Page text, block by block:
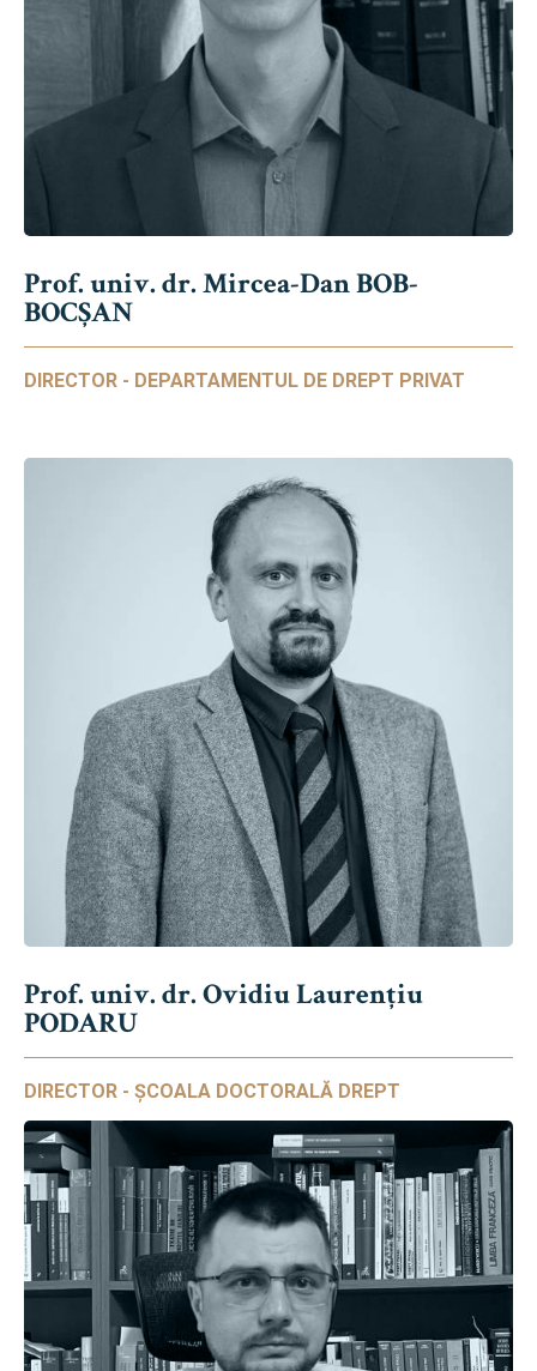
Prof. univ. dr. Mircea-Dan BOB-
BOCȘAN
DIRECTOR - DEPARTAMENTUL DE DREPT PRIVAT
Prof. univ. dr. Ovidiu Laurențiu
PODARU
DIRECTOR - ȘCOALA DOCTORALĂ DREPT